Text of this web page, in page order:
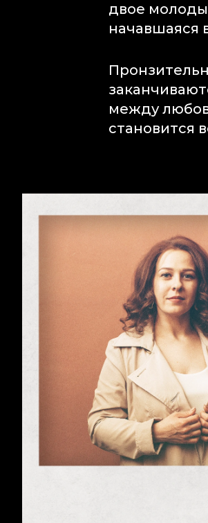
двое
начавшаяся
между
становится